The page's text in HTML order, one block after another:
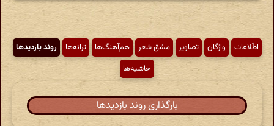
اطّلاعات واژگان تصاویر مشق شعر هم‌آهنگ‌ها ترانه‌ها
روند بازدیدها
حاشیه‌ها
بارگذاری روند بازدیدها